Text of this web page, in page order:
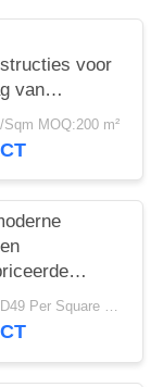
voor
van
Sqm MOQ:200 m²
USD29-USD49 Per Square Meter MOQ:200 vierkante meter